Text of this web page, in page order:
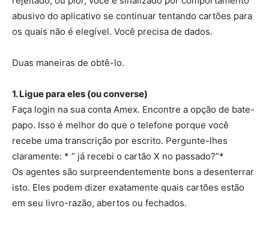
abusivo do aplicativo se continuar tentando cartões para
os quais não é elegível. Você precisa de dados.
Duas maneiras de obtê-lo.
1. Ligue para eles (ou converse)
Faça login na sua conta Amex. Encontre a opção de bate-
papo. Isso é melhor do que o telefone porque você
recebe uma transcrição por escrito. Pergunte-lhes
claramente: * ” já recebi o cartão X no passado?”*
Os agentes são surpreendentemente bons a desenterrar
isto. Eles podem dizer exatamente quais cartões estão
em seu livro-razão, abertos ou fechados.